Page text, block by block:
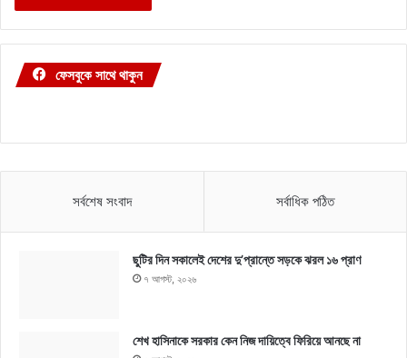
ফেসবুকে সাথে থাকুন
সর্বশেষ সংবাদ সর্বাধিক পঠিত
ছুটির দিন সকালেই দেশের দু’প্রান্তে সড়কে ঝরল ১৬ প্রাণ
৭ আগস্ট, ২০২৬
শেখ হাসিনাকে সরকার কেন নিজ দায়িত্বে ফিরিয়ে আনছে না